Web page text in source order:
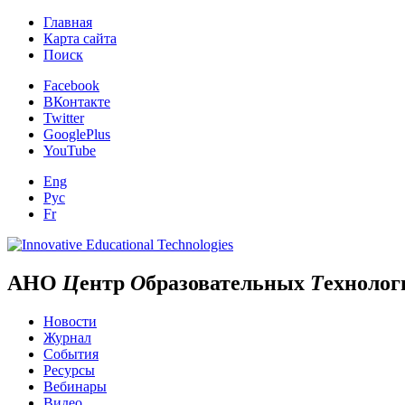
Главная
Карта сайта
Поиск
Facebook
ВКонтакте
Twitter
GooglePlus
YouTube
Eng
Рус
Fr
АНО Центр Образовательных Т
Новости
Журнал
События
Ресурсы
Вебинары